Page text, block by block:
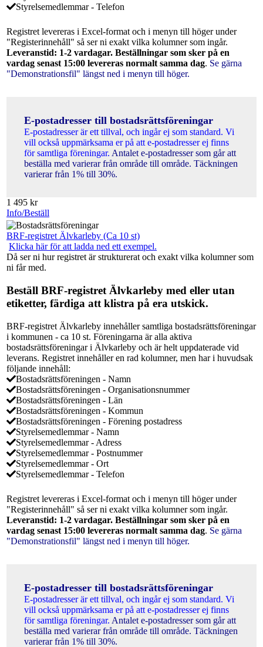
Styrelsemedlemmar - Telefon
Registret levereras i Excel-format och i menyn till höger under
"Registerinnehåll" så ser ni exakt vilka kolumner som ingår.
Leveranstid: 1-2 vardagar. Beställningar som sker på en
vardag senast 15:00 levereras normalt samma dag. Se gärna
"Demonstrationsfil" längst ned i menyn till höger.
E-postadresser till bostadsrättsföreningar
E-postadresser är ett tillval, och ingår ej som standard. Vi
vill också uppmärksama er på att e-postadresser ej finns
för samtliga föreningar. Antalet e-postadresser som går att
beställa med varierar från område till område. Täckningen
varierar från 1% till 30%.
1 495 kr
Info/Beställ
BRF-registret Älvkarleby (Ca 10 st)
Klicka här för att ladda ned ett exempel.
Då ser ni hur registret är strukturerat och exakt vilka kolumner som
ni får med.
Beställ BRF-registret Älvkarleby med eller utan
etiketter, färdiga att klistra på era utskick.
BRF-registret Älvkarleby innehåller samtliga bostadsrättsföreningar
i kommunen - ca 10 st. Föreningarna är alla aktiva
bostadsrättsföreningar i Älvkarleby och är helt uppdaterade vid
leverans. Registret innehåller en rad kolumner, men har i huvudsak
följande innehåll:
Bostadsrättsföreningen - Namn
Bostadsrättsföreningen - Organisationsnummer
Bostadsrättsföreningen - Län
Bostadsrättsföreningen - Kommun
Bostadsrättsföreningen - Förening postadress
Styrelsemedlemmar - Namn
Styrelsemedlemmar - Adress
Styrelsemedlemmar - Postnummer
Styrelsemedlemmar - Ort
Styrelsemedlemmar - Telefon
Registret levereras i Excel-format och i menyn till höger under
"Registerinnehåll" så ser ni exakt vilka kolumner som ingår.
Leveranstid: 1-2 vardagar. Beställningar som sker på en
vardag senast 15:00 levereras normalt samma dag. Se gärna
"Demonstrationsfil" längst ned i menyn till höger.
E-postadresser till bostadsrättsföreningar
E-postadresser är ett tillval, och ingår ej som standard. Vi
vill också uppmärksama er på att e-postadresser ej finns
för samtliga föreningar. Antalet e-postadresser som går att
beställa med varierar från område till område. Täckningen
varierar från 1% till 30%.